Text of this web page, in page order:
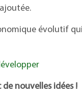
évolutif
nouvelles idées !